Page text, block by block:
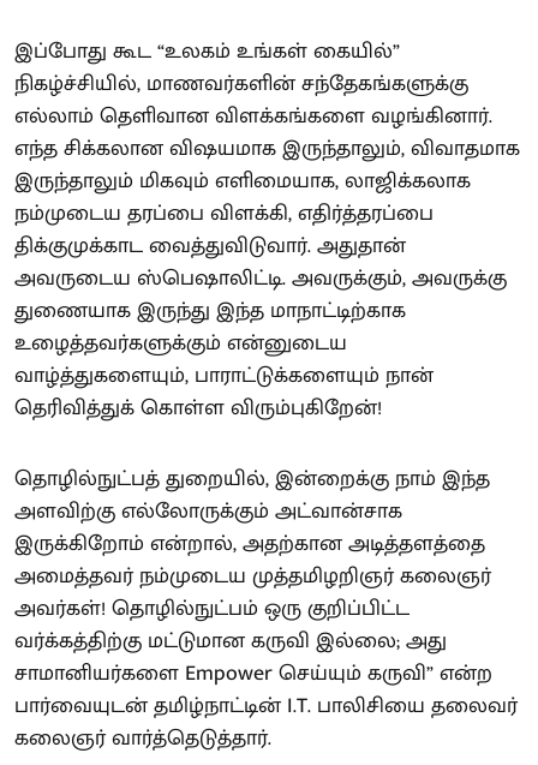
இப்போது கூட “உலகம் உங்கள் கையில்”
நிகழ்ச்சியில், மாணவர்களின் சந்தேகங்களுக்கு
எல்லாம் தெளிவான விளக்கங்களை வழங்கினார்.
எந்த சிக்கலான விஷயமாக இருந்தாலும், விவாதமாக
இருந்தாலும் மிகவும் எளிமையாக, லாஜிக்கலாக
நம்முடைய தரப்பை விளக்கி, எதிர்த்தரப்பை
திக்குமுக்காட வைத்துவிடுவார். அதுதான்
அவருடைய ஸ்பெஷாலிட்டி. அவருக்கும், அவருக்கு
துணையாக இருந்து இந்த மாநாட்டிற்காக
உழைத்தவர்களுக்கும் என்னுடைய
வாழ்த்துகளையும், பாராட்டுக்களையும் நான்
தெரிவித்துக் கொள்ள விரும்புகிறேன்!
தொழில்நுட்பத் துறையில், இன்றைக்கு நாம் இந்த
அளவிற்கு எல்லோருக்கும் அட்வான்சாக
இருக்கிறோம் என்றால், அதற்கான அடித்தளத்தை
அமைத்தவர் நம்முடைய முத்தமிழறிஞர் கலைஞர்
அவர்கள்! தொழில்நுட்பம் ஒரு குறிப்பிட்ட
வர்க்கத்திற்கு மட்டுமான கருவி இல்லை; அது
சாமானியர்களை Empower செய்யும் கருவி” என்ற
பார்வையுடன் தமிழ்நாட்டின் I.T. பாலிசியை தலைவர்
கலைஞர் வார்த்தெடுத்தார்.